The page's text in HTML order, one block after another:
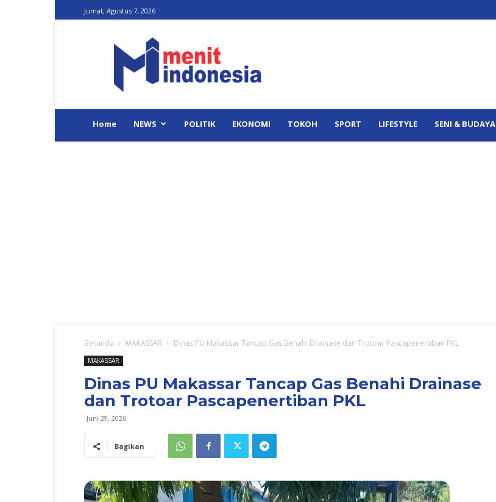
Jumat, Agustus 7, 2026
Indonesia
Home NEWS POLITIK EKONOMI TOKOH SPORT LIFESTYLE SENI & BUDAYA
Beranda MAKASSAR Dinas PU Makassar Tancap Gas Benahi Drainase dan Trotoar Pascapenertiban PKL
MAKASSAR
Dinas PU Makassar Tancap Gas Benahi Drainase
dan Trotoar Pascapenertiban PKL
Juni 29, 2026
Bagikan